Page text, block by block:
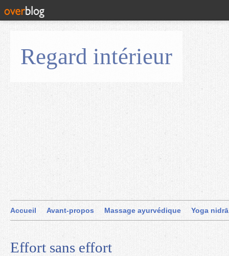
Regard intérieur
Accueil Avant-propos Massage ayurvédique Yoga nidrā
Effort sans effort